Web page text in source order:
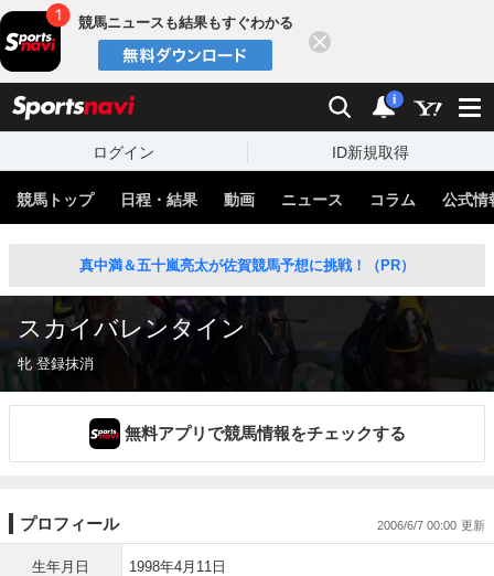
競馬ニュースも結果もすぐわかる
検索 通知
i
ログイン ID新規取得
競馬トップ 日程・結果 動画 ニュース コラム 公式情
真中満＆五十嵐亮太が佐賀競馬予想に挑戦！（PR）
スカイバレンタイン
牝 登録抹消
無料アプリで競馬情報をチェックする
プロフィール 2006/6/7 00:00
生年月日 1998年4月11日